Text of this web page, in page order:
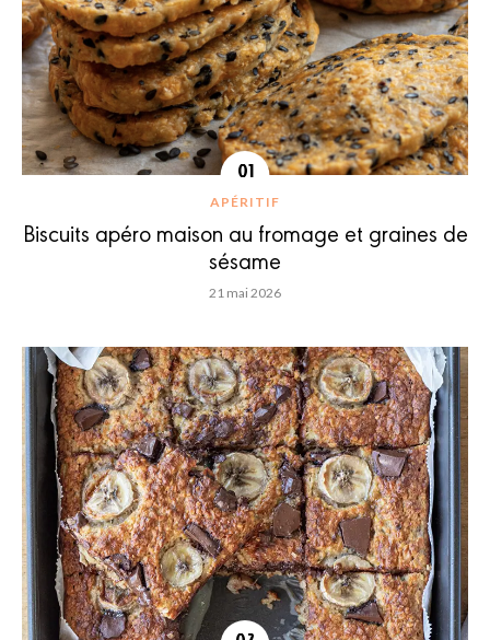
APÉRITIF
Biscuits apéro maison au fromage et graines de
sésame
21 mai 2026